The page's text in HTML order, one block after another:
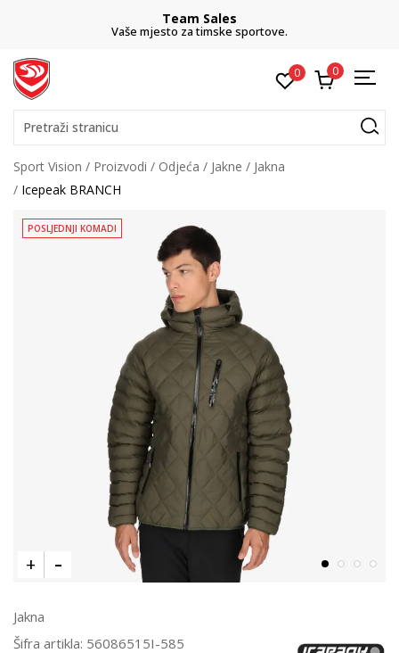
Team Sales
Vaše mjesto za timske sportove.
0 0
Pretraži stranicu
Sport Vision Proizvodi Odjeća Jakne
Jakna
Icepeak BRANCH
POSLJEDNJI KOMADI
Jakna
Šifra artikla: 56086515I-585